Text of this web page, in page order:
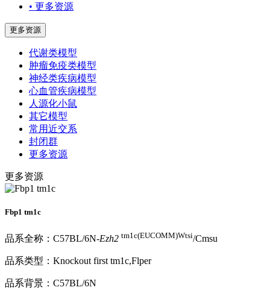
• 更多资源
更多资源
代谢类模型
肿瘤免疫类模型
神经类疾病模型
心血管疾病模型
人源化小鼠
其它模型
常用近交系
封闭群
更多资源
更多资源
Fbp1 tm1c
品系全称：C57BL/6N-Ezh2 tm1c(EUCOMM)Wtsi/Cmsu
品系类型：Knockout first tm1c,Flper
品系背景：C57BL/6N